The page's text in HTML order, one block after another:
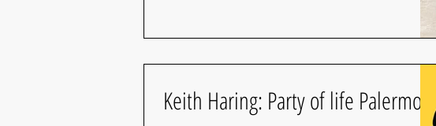
Keith Haring: Party of life Palermo